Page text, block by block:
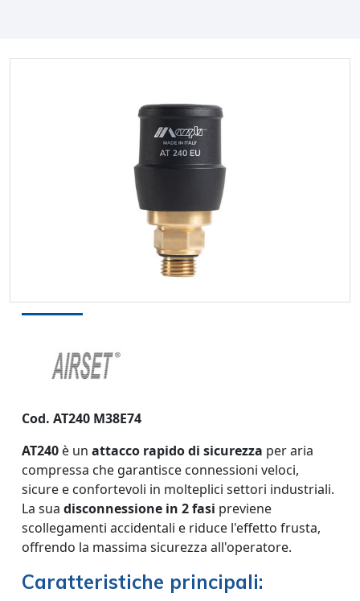
Cod. AT240 M38E74
AT240 è un attacco rapido di sicurezza per aria
compressa che garantisce connessioni veloci,
sicure e confortevoli in molteplici settori industriali.
La sua disconnessione in 2 fasi previene
scollegamenti accidentali e riduce l'effetto frusta,
offrendo la massima sicurezza all'operatore.
Caratteristiche principali: